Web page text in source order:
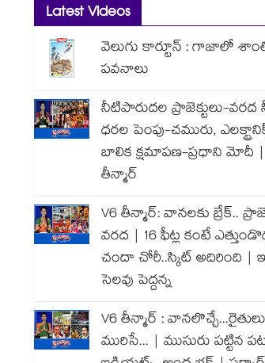
Latest Videos
వెలుగు కార్టూన్ : గాజాలో
పవనాలు
నీటిపారుదల ప్రాజెక్టులు-వరద
ధరల పెంపు-చమురు,
బాలిక క్షమాపణ-ప్రధాని మోదీ |
తీన్మార్
V6 తీన్మార్: వానలకు బ్రేక్..
వరద | 16 ఫీట్ల కంటే
చందా చోరీ..స్కిట్ అదిరింది |
సెలవు పెద్దన్న
V6 తీన్మార్ : వానలొచ్చే...రైతులు
మురిసే... | ముసురు పట్టిన